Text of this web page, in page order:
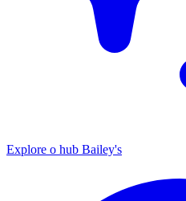
Explore o hub Bailey's